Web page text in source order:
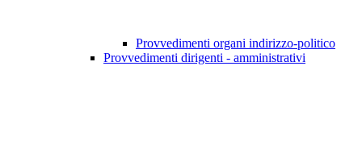
Provvedimenti organi indirizzo-politico
Provvedimenti dirigenti - amministrativi